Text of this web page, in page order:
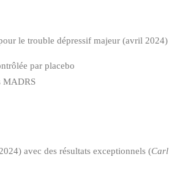
le trouble dépressif majeur (avril
par placebo
MADRS
avec des résultats exceptionnels (